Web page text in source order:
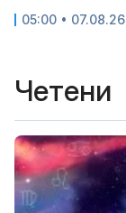
05:00 • 07.08.26
Четени